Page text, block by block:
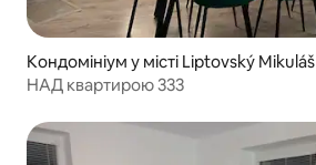
Кондомініум у місті Liptovský Mikuláš
НАД квартирою 333